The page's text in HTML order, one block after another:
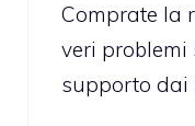
Comprate la
veri problemi
supporto dai